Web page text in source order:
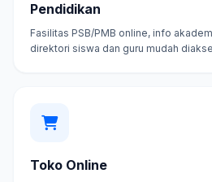
Pendidikan
Fasilitas PSB/PMB online, info
direktori siswa dan guru mudah
Toko Online